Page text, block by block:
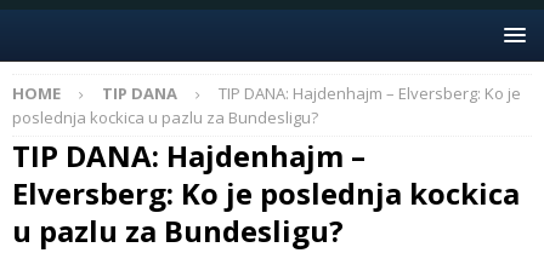
HOME TIP DANA
TIP DANA: Hajdenhajm – Elversberg: Ko je
poslednja kockica u pazlu za Bundesligu?
TIP DANA: Hajdenhajm –
Elversberg: Ko je poslednja kockica
u pazlu za Bundesligu?